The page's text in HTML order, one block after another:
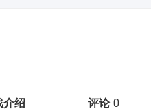
介绍 评论 0